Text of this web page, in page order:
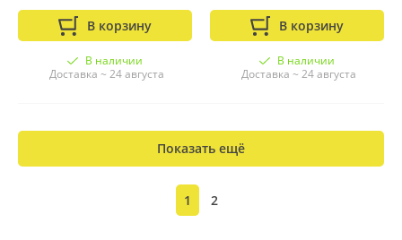
В корзину
В наличии
Доставка ~ 24 августа
В корзину
В наличии
Доставка ~ 24 августа
Показать ещё
1 2